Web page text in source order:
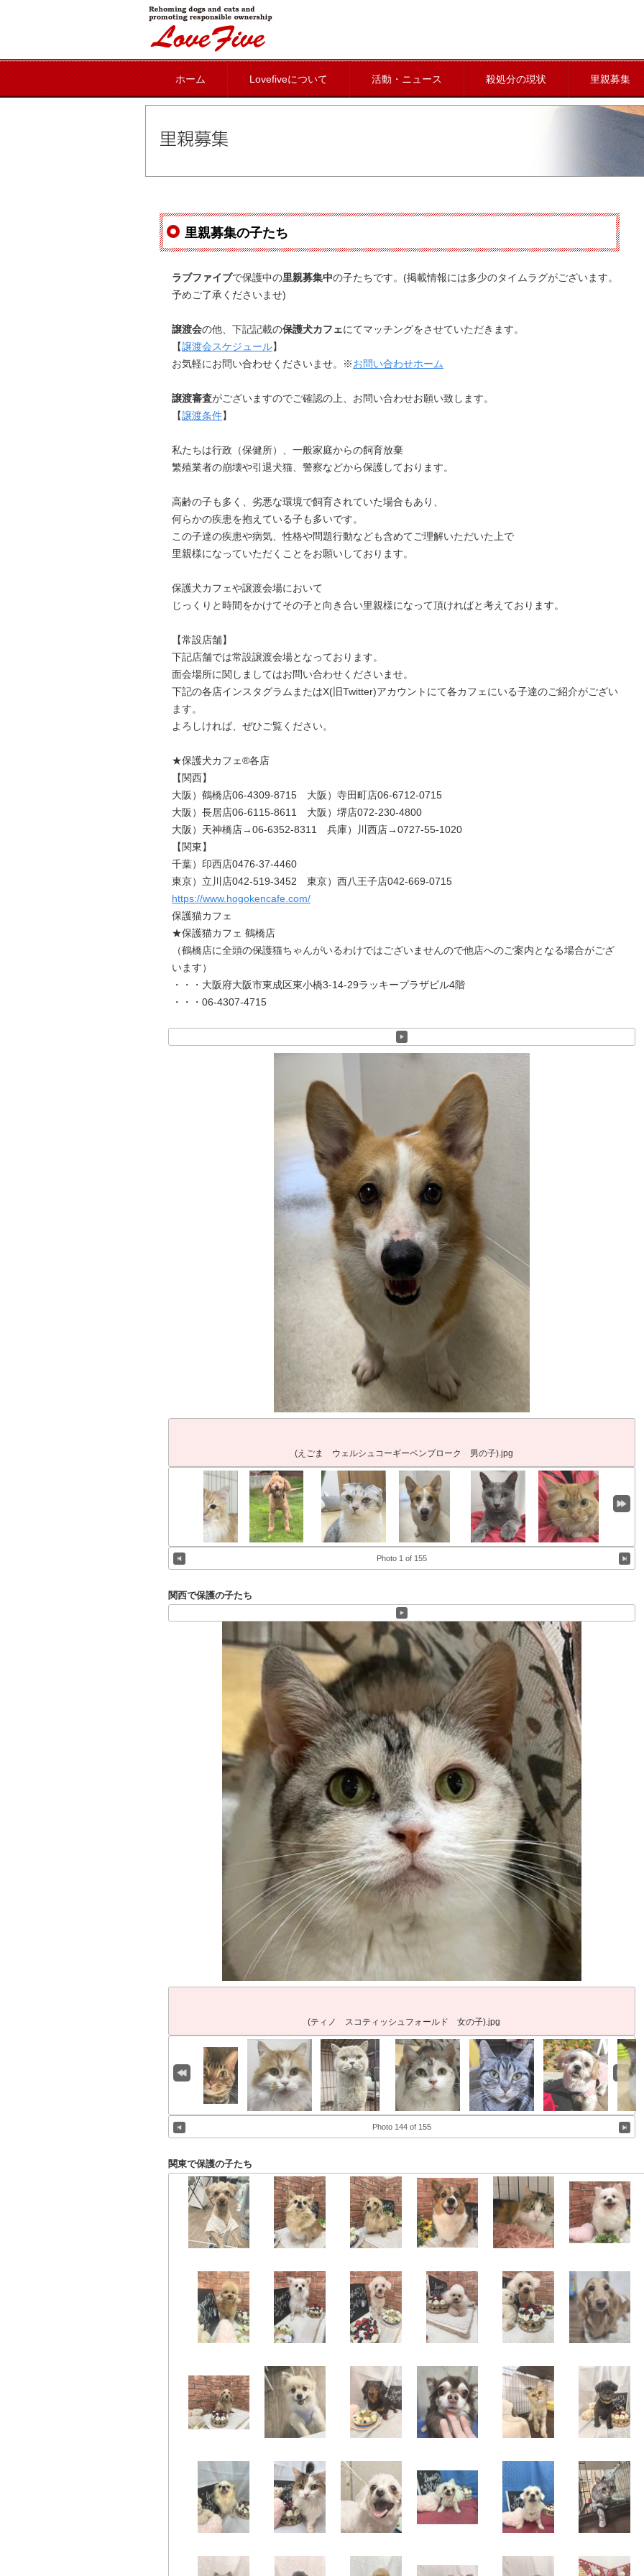
lovefive
ホーム Lovefiveについて 活動・ニュース 殺処分の現状 里親募集
里親募集の子たち
ラブファイブで保護中の里親募集中の子たちです。(掲載情報には多少のタイムラグがございます。
予めご了承くださいませ)
譲渡会の他、下記記載の保護犬カフェにてマッチングをさせていただきます。
【譲渡会スケジュール】
お気軽にお問い合わせくださいませ。※お問い合わせホーム
譲渡審査がございますのでご確認の上、お問い合わせお願い致します。
【譲渡条件】
私たちは行政（保健所）、一般家庭からの飼育放棄
繁殖業者の崩壊や引退犬猫、警察などから保護しております。
高齢の子も多く、劣悪な環境で飼育されていた場合もあり、
何らかの疾患を抱えている子も多いです。
この子達の疾患や病気、性格や問題行動なども含めてご理解いただいた上で
里親様になっていただくことをお願いしております。
保護犬カフェや譲渡会場において
じっくりと時間をかけてその子と向き合い里親様になって頂ければと考えております。
【常設店舗】
下記店舗では常設譲渡会場となっております。
面会場所に関しましてはお問い合わせくださいませ。
下記の各店インスタグラムまたはX(旧Twitter)アカウントにて各カフェにいる子達のご紹介がござい
ます。
よろしければ、ぜひご覧ください。
★保護犬カフェ®各店
【関西】
大阪）鶴橋店06-4309-8715 大阪）寺田町店06-6712-0715
大阪）長居店06-6115-8611 大阪）堺店072-230-4800
大阪）天神橋店→06-6352-8311 兵庫）川西店→0727-55-1020
【関東】
千葉）印西店0476-37-4460
東京）立川店042-519-3452 東京）西八王子店042-669-0715
https://www.hogokencafe.com/
保護猫カフェ
★保護猫カフェ 鶴橋店
（鶴橋店に全頭の保護猫ちゃんがいるわけではございませんので他店へのご案内となる場合がござ
います）
・・・大阪府大阪市東成区東小橋3-14-29ラッキープラザビル4階
・・・06-4307-4715
(えごま ウェルシュコーギーペンブローク 男の子).jpg
Photo 1 of 155
関西で保護の子たち
(ティノ スコティッシュフォールド 女の子).jpg
Photo 144 of 155
関東で保護の子たち